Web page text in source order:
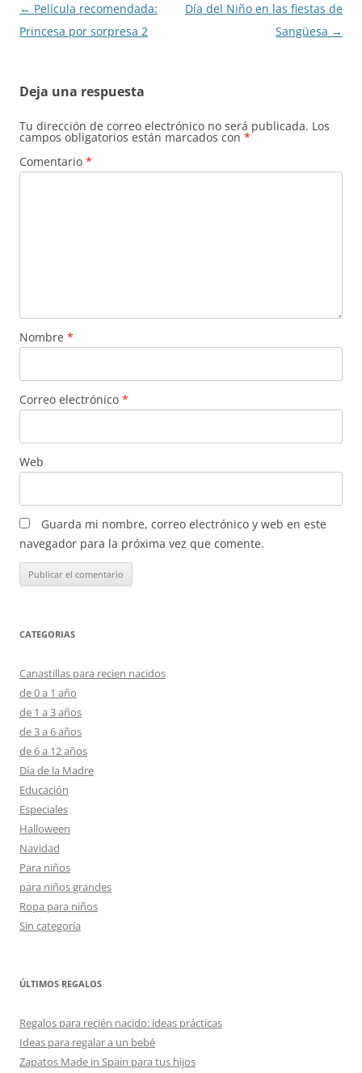
Navegación
de
← Película recomendada:
Princesa por sorpresa 2
Día del Niño en las fiestas de
Sangüesa →
Deja una respuesta
Tu dirección de correo electrónico no será publicada. Los
campos obligatorios están marcados con *
Comentario *
Nombre *
Correo electrónico *
Web
Guarda mi nombre, correo electrónico y web en este
navegador para la próxima vez que comente.
CATEGORIAS
Canastillas para recien nacidos
de 0 a 1 año
de 1 a 3 años
de 3 a 6 años
de 6 a 12 años
Día de la Madre
Educación
Especiales
Halloween
Navidad
Para niños
para niños grandes
Ropa para niños
Sin categoría
ÚLTIMOS REGALOS
Regalos para recién nacido: ideas prácticas
Ideas para regalar a un bebé
Zapatos Made in Spain para tus hijos